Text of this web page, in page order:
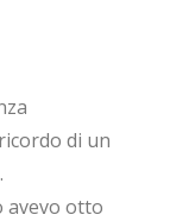
di un
avevo otto